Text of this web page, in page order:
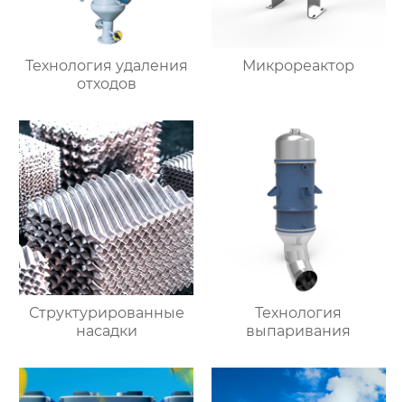
Технология удаления
отходов
Микрореактор
Структурированные
насадки
Технология
выпаривания